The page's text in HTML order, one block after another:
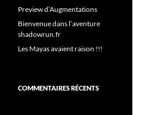
Preview d’Augmentations
Bienvenue dans l’aventure
shadowrun.fr
Les Mayas avaient raison !!!
COMMENTAIRES RÉCENTS